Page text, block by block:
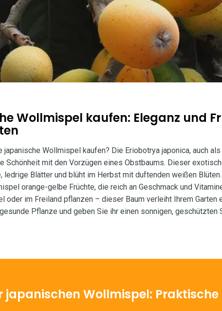
Wollmispel kaufen: Eleganz und
japanische Wollmispel kaufen? Die Eriobotrya japonica, auch
Schönheit mit den Vorzügen eines Obstbaums. Dieser
ledrige Blätter und blüht im Herbst mit duftenden weißen
orange-gelbe Früchte, die reich an Geschmack und
oder im Freiland pflanzen – dieser Baum verleiht Ihrem Garten
Pflanze und geben Sie ihr einen sonnigen, geschützten
japanischen Wollmispel: Praktische